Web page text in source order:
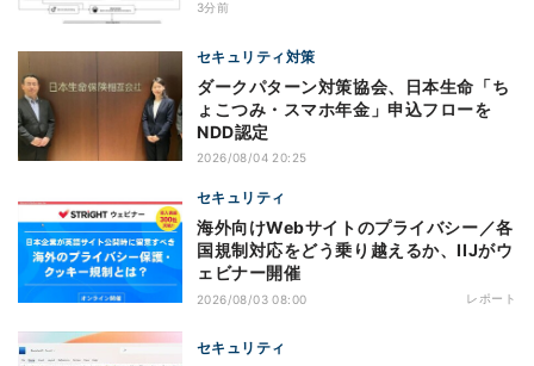
3分前
セキュリティ対策
ダークパターン対策協会、日本生命「ち
ょこつみ・スマホ年金」申込フローを
NDD認定
2026/08/04 20:25
セキュリティ
海外向けWebサイトのプライバシー／各
国規制対応をどう乗り越えるか、IIJがウ
ェビナー開催
2026/08/03 08:00 レポート
セキュリティ